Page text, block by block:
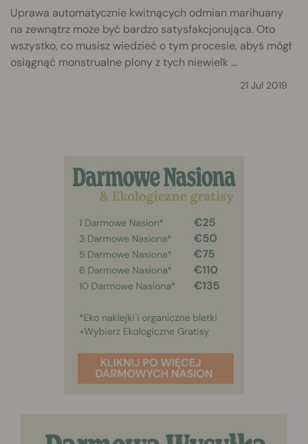
Uprawa automatycznie kwitnących odmian marihuany
na zewnątrz może być bardzo satysfakcjonująca. Oto
wszystko, co musisz wiedzieć o tym procesie, abyś mógł
osiągnąć monstrualne plony z tych niewielk ...
21 Jul 2019